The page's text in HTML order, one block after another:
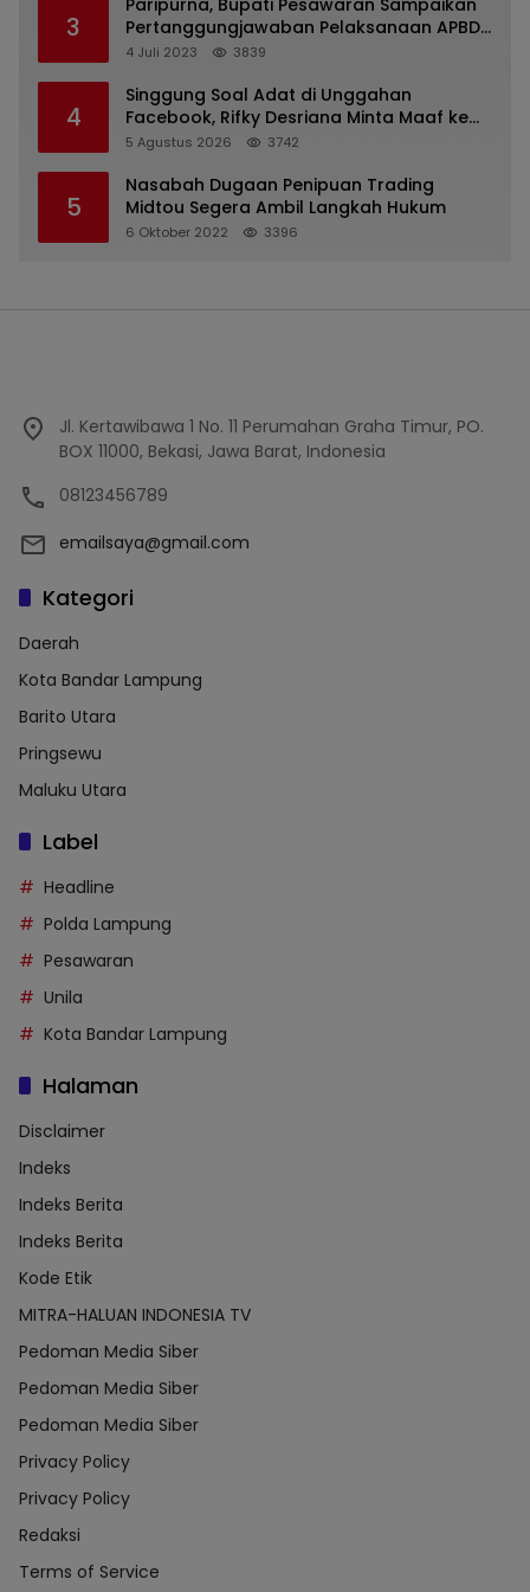
3
Paripurna, Bupati Pesawaran Sampaikan
Pertanggungjawaban Pelaksanaan APBD
2022
4 Juli 2023 3839
4
Singgung Soal Adat di Unggahan
Facebook, Rifky Desriana Minta Maaf ke
PDA dan Bupati Kubar
5 Agustus 2026 3742
5
Nasabah Dugaan Penipuan Trading
Midtou Segera Ambil Langkah Hukum
6 Oktober 2022 3396
Jl. Kertawibawa 1 No. 11 Perumahan Graha Timur, PO.
BOX 11000, Bekasi, Jawa Barat, Indonesia
08123456789
emailsaya@gmail.com
Kategori
Daerah
Kota Bandar Lampung
Barito Utara
Pringsewu
Maluku Utara
Label
Headline
Polda Lampung
Pesawaran
Unila
Kota Bandar Lampung
Halaman
Disclaimer
Indeks
Indeks Berita
Indeks Berita
Kode Etik
MITRA-HALUAN INDONESIA TV
Pedoman Media Siber
Pedoman Media Siber
Pedoman Media Siber
Privacy Policy
Privacy Policy
Redaksi
Terms of Service